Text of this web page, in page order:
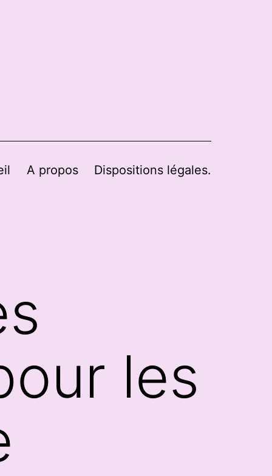
A propos Dispositions légales.
les